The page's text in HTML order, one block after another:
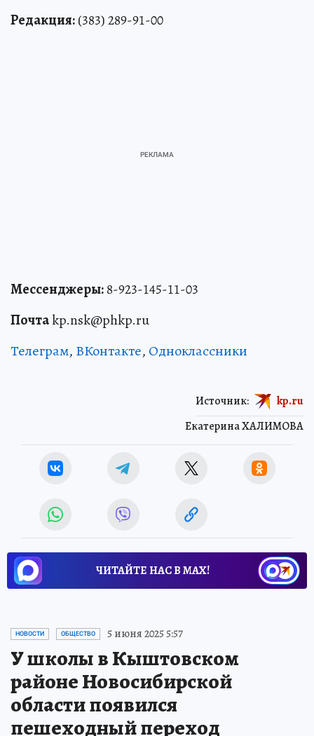
Редакция:(383) 289-91-00
Мессенджеры:8-923-145-11-03
Почтаkp.nsk@phkp.ru
Телеграм, ВКонтакте, Одноклассники
Екатерина ХАЛИМОВА
Источник: kp.ru
ЧИТАЙТЕ НАС В МАХ!
НОВОСТИ ОБЩЕСТВО 5 июня 2025 5:57
У школы в Кыштовском
районе Новосибирской
области появился
пешеходный переход